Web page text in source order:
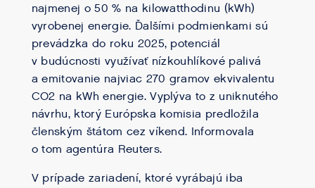
najmenej o 50 % na kilowatthodinu (kWh)
vyrobenej energie. Ďalšími podmienkami sú
prevádzka do roku 2025, potenciál
v budúcnosti využívať nízkouhlíkové palivá
a emitovanie najviac 270 gramov ekvivalentu
CO2 na kWh energie. Vyplýva to z uniknutého
návrhu, ktorý Európska komisia predložila
členským štátom cez víkend. Informovala
o tom agentúra Reuters.
V prípade zariadení, ktoré vyrábajú iba